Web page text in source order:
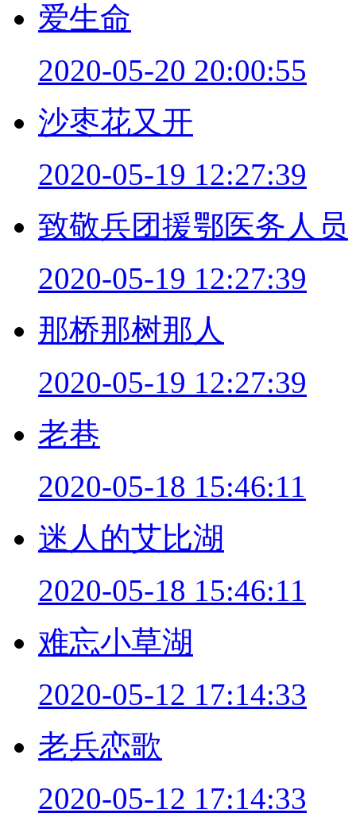
爱生命
2020-05-20 20:00:55
沙枣花又开
2020-05-19 12:27:39
致敬兵团援鄂医务人员
2020-05-19 12:27:39
那桥那树那人
2020-05-19 12:27:39
老巷
2020-05-18 15:46:11
迷人的艾比湖
2020-05-18 15:46:11
难忘小草湖
2020-05-12 17:14:33
老兵恋歌
2020-05-12 17:14:33